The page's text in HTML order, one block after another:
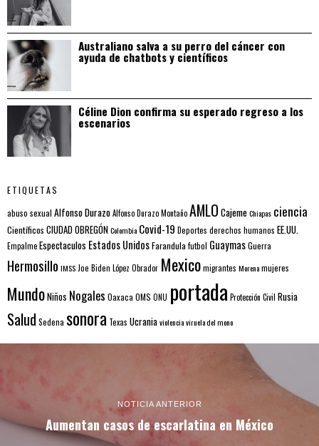
Australiano salva a su perro del cáncer con
ayuda de chatbots y científicos
Céline Dion confirma su esperado regreso a los
escenarios
ETIQUETAS
abuso sexual Alfonso DurazoAlfonso Durazo MontañoAMLO CajemeChiapas ciencia
Científicos CIUDAD OBREGÓNColombia Covid-19 Deportes derechos humanos EE.UU.
EmpalmeEspectaculos Estados UnidosFarandula futbol GuaymasGuerra
Hermosillo IMSS Joe Biden López Obrador Mexicomigrantes Morenamujeres
MundoNiños Nogales Oaxaca OMS ONU portada Protección Civil Rusia
Salud Sedena sonora Texas Ucraniaviolenciaviruela del mono
NOTICIA ANTERIOR
Aumentan casos de escarlatina en México